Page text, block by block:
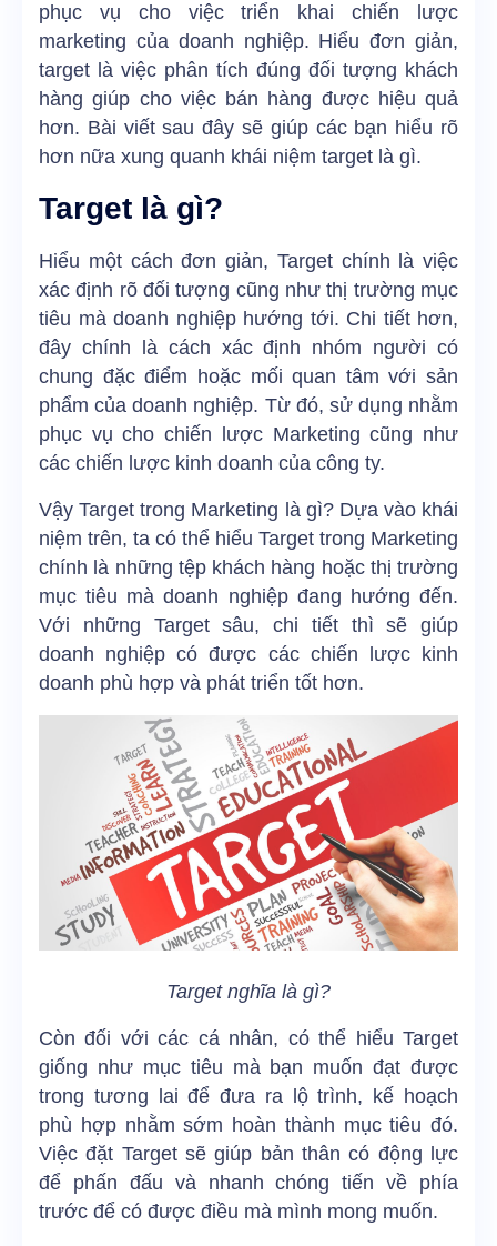
phục vụ cho việc triển khai chiến lược
marketing của doanh nghiệp. Hiểu đơn giản,
target là việc phân tích đúng đối tượng khách
hàng giúp cho việc bán hàng được hiệu quả
hơn. Bài viết sau đây sẽ giúp các bạn hiểu rõ
hơn nữa xung quanh khái niệm target là gì.
Target là gì?
Hiểu một cách đơn giản, Target chính là việc
xác định rõ đối tượng cũng như thị trường mục
tiêu mà doanh nghiệp hướng tới. Chi tiết hơn,
đây chính là cách xác định nhóm người có
chung đặc điểm hoặc mối quan tâm với sản
phẩm của doanh nghiệp. Từ đó, sử dụng nhằm
phục vụ cho chiến lược Marketing cũng như
các chiến lược kinh doanh của công ty.
Vậy Target trong Marketing là gì? Dựa vào khái
niệm trên, ta có thể hiểu Target trong Marketing
chính là những tệp khách hàng hoặc thị trường
mục tiêu mà doanh nghiệp đang hướng đến.
Với những Target sâu, chi tiết thì sẽ giúp
doanh nghiệp có được các chiến lược kinh
doanh phù hợp và phát triển tốt hơn.
Target nghĩa là gì?
Còn đối với các cá nhân, có thể hiểu Target
giống như mục tiêu mà bạn muốn đạt được
trong tương lai để đưa ra lộ trình, kế hoạch
phù hợp nhằm sớm hoàn thành mục tiêu đó.
Việc đặt Target sẽ giúp bản thân có động lực
để phấn đấu và nhanh chóng tiến về phía
trước để có được điều mà mình mong muốn.